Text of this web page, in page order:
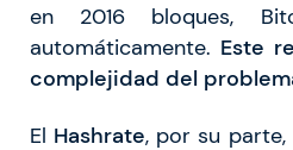
en 2016 bloques,
automáticamente. Este
complejidad del
El Hashrate, por su parte,